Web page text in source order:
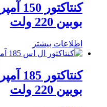
بوبین 220 ولت
اطلاعات بیشتر
بوبین 220 ولت